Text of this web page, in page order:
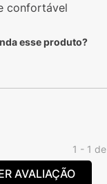
confortável
esse produto?
1 - 1de
AVALIAÇÃO